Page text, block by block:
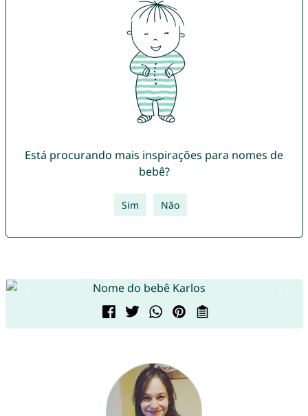
Está procurando mais inspirações para nomes de
bebê?
Sim Não